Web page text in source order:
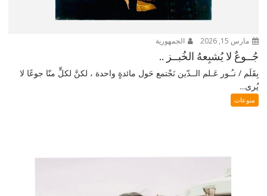
مارس 15, 2026 الجمهورية
جُــوعٌ لا يُشبِعهُ الخُبــز ..
بِقَلَم / نـُـور عَـلم الــدّين نَجْتمع حَول مائدةٍ واحدة ، لكنَّ لكلٍّ منّا جوعًا لا
يُرى...
منوعات